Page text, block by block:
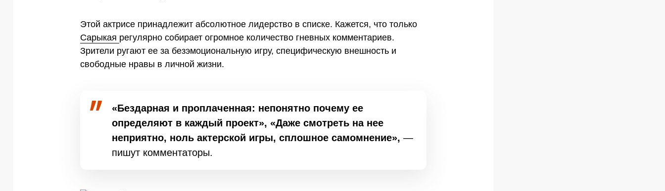
Этой актрисе принадлежит абсолютное лидерство в списке. Кажется, что только
Сарыкая регулярно собирает огромное количество гневных комментариев.
Зрители ругают ее за безэмоциональную игру, специфическую внешность и
свободные нравы в личной жизни.
«Бездарная и проплаченная: непонятно почему ее
определяют в каждый проект», «Даже смотреть на нее
неприятно, ноль актерской игры, сплошное самомнение», —
пишут комментаторы.